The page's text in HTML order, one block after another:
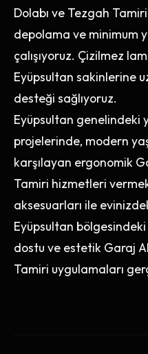
Dolabı ve Tezgah
depolama ve minimum
çalışıyoruz. Çizilmez
Eyüpsultan sakinlerine
desteği sağlıyoruz.
Eyüpsultan genelindeki
projelerinde, modern
karşılayan ergonomik
Tamiri hizmetleri
aksesuarları ile
Eyüpsultan
dostu ve estetik Garaj
Tamiri uygulamaları